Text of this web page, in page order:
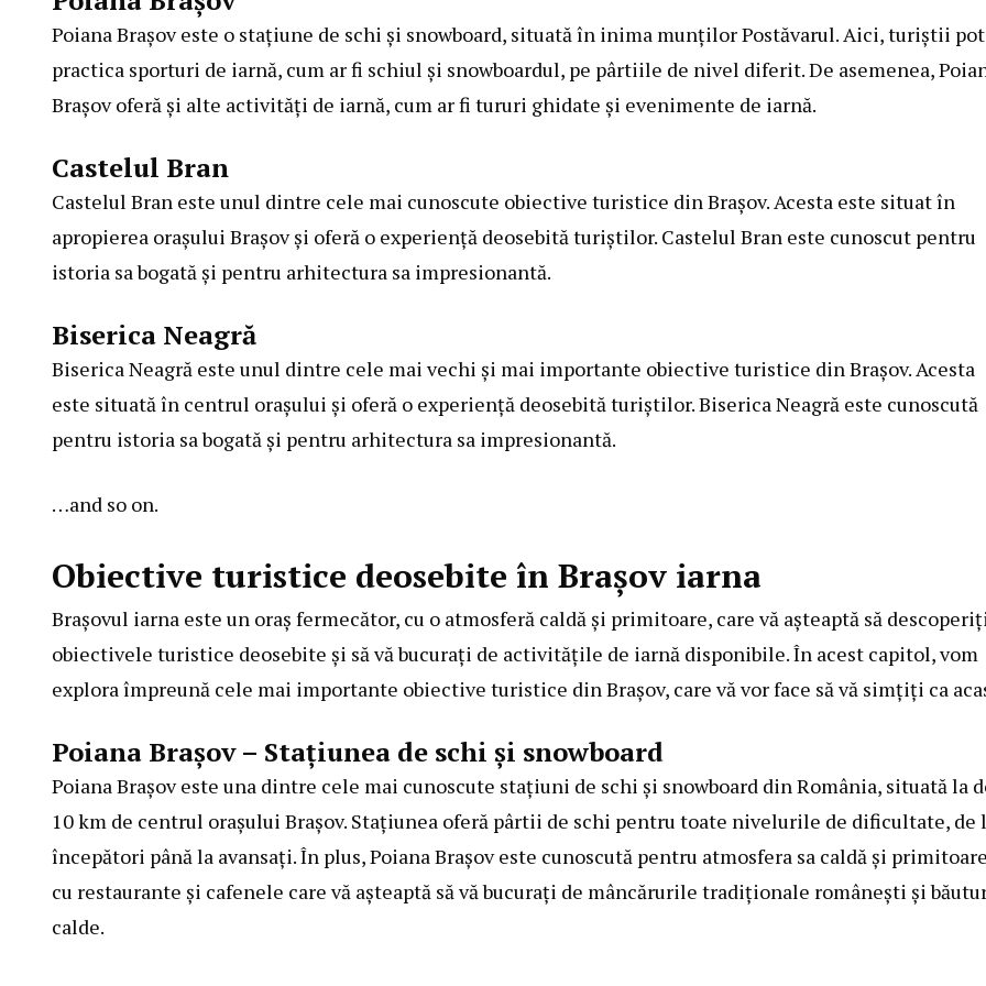
Poiana Brașov este o stațiune de schi și snowboard, situată în inima munților Postăvarul. Aici, turiștii pot
practica sporturi de iarnă, cum ar fi schiul și snowboardul, pe pârtiile de nivel diferit. De asemenea,
Brașov oferă și alte activități de iarnă, cum ar fi tururi ghidate și evenimente de iarnă.
Castelul Bran
Castelul Bran este unul dintre cele mai cunoscute obiective turistice din Brașov. Acesta este situat în
apropierea orașului Brașov și oferă o experiență deosebită turiștilor. Castelul Bran este cunoscut pentru
istoria sa bogată și pentru arhitectura sa impresionantă.
Biserica Neagră
Biserica Neagră este unul dintre cele mai vechi și mai importante obiective turistice din Brașov. Acesta
este situată în centrul orașului și oferă o experiență deosebită turiștilor. Biserica Neagră este cunoscută
pentru istoria sa bogată și pentru arhitectura sa impresionantă.
…and so on.
Obiective turistice deosebite în Brașov iarna
Brașovul iarna este un oraș fermecător, cu o atmosferă caldă și primitoare, care vă așteaptă să
obiectivele turistice deosebite și să vă bucurați de activitățile de iarnă disponibile. În acest capitol, vom
explora împreună cele mai importante obiective turistice din Brașov, care vă vor face să vă simțiți ca
Poiana Brașov – Stațiunea de schi și snowboard
Poiana Brașov este una dintre cele mai cunoscute stațiuni de schi și snowboard din România, situată la
10 km de centrul orașului Brașov. Stațiunea oferă pârtii de schi pentru toate nivelurile de dificultate, de
începători până la avansați. În plus, Poiana Brașov este cunoscută pentru atmosfera sa caldă și
cu restaurante și cafenele care vă așteaptă să vă bucurați de mâncărurile tradiționale românești și
calde.